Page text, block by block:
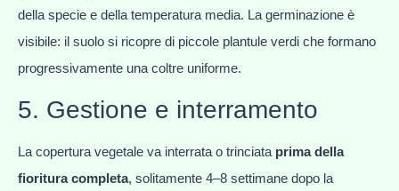
della specie e della temperatura media. La germinazione è
visibile: il suolo si ricopre di piccole plantule verdi che formano
progressivamente una coltre uniforme.
5. Gestione e interramento
La copertura vegetale va interrata o trinciata prima della
fioritura completa, solitamente 4–8 settimane dopo la